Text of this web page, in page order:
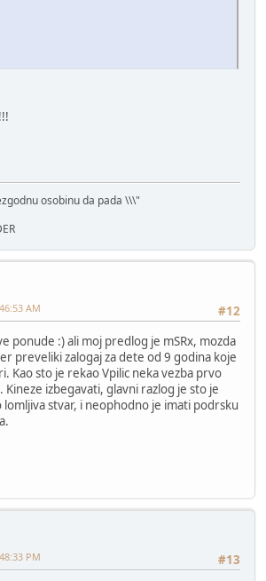
osobinu da pada \\\"
#12
AM
ponude :) ali moj predlog je mSRx, mozda
preveliki zalogaj za dete od 9 godina koje
Kao sto je rekao Vpilic neka vezba prvo
Kineze izbegavati, glavni razlog je sto je
stvar, i neophodno je imati podrsku
#13
PM